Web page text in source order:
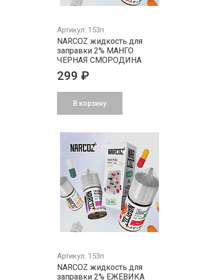
Артикул: 153п
NARCOZ жидкость для
заправки 2% МАНГО
ЧЕРНАЯ СМОРОДИНА
299 ₽
В корзину
Артикул: 153п
NARCOZ жидкость для
заправки 2% ЕЖЕВИКА